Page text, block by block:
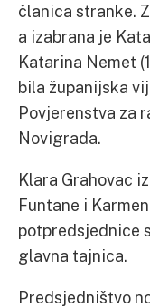
članica stranke.
a izabrana je
Katarina Nemet
bila županijska
Povjerenstva za
Novigrada.
Klara Grahovac
Funtane i
potpredsjednice
glavna tajnica.
Predsjedništvo